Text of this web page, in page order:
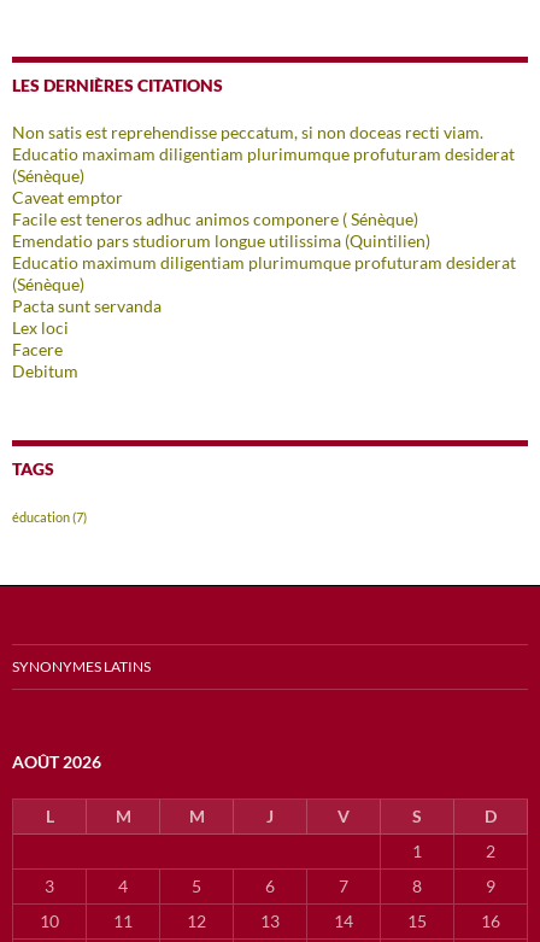
LES DERNIÈRES CITATIONS
Non satis est reprehendisse peccatum, si non doceas recti viam.
Educatio maximam diligentiam plurimumque profuturam desiderat
(Sénèque)
Caveat emptor
Facile est teneros adhuc animos componere ( Sénèque)
Emendatio pars studiorum longue utilissima (Quintilien)
Educatio maximum diligentiam plurimumque profuturam desiderat
(Sénèque)
Pacta sunt servanda
Lex loci
Facere
Debitum
TAGS
éducation(7)
SYNONYMES LATINS
AOÛT 2026
L M M J V S
D
1
2
3
4 5 6 7 8
9
10
11 12 13 14 15 16